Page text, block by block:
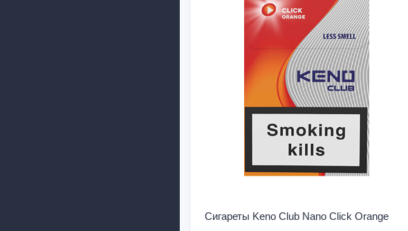
Сигареты Keno Club Nano Click Orange